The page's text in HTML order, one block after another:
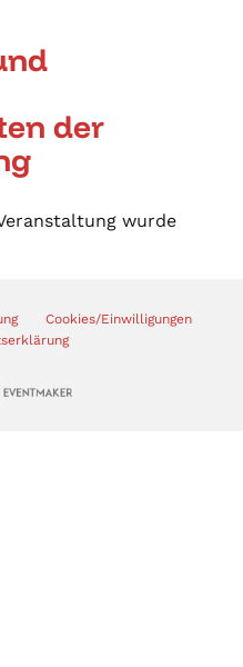
der
wurde
Cookies/Einwilligungen